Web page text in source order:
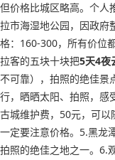
但价格比城区略高。个人
拉市海湿地公园，因政府
格：160-300，所有价位
拉客的五块十块把5天4夜
不可靠），拍照的绝佳景
行，晒晒太阳、拍照，感
古城维护费，50元，可
一定要注意价格。5.黑龙
拍照的绝佳之地之一。6.